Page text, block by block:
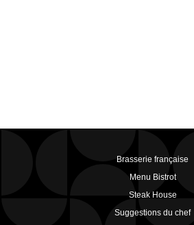
Brasserie française
Menu Bistrot
Steak House
Suggestions du chef